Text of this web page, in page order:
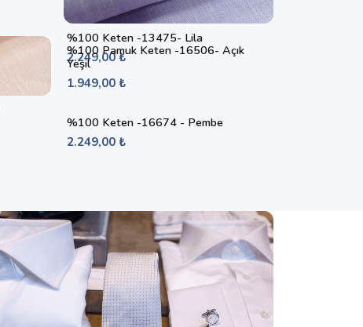
%100 Keten -13475- Lila
2.249,00 ₺
%100 Pamuk Keten -16506- Açık
Yeşil
1.949,00 ₺
%100 Keten -16674 - Pembe
2.249,00 ₺